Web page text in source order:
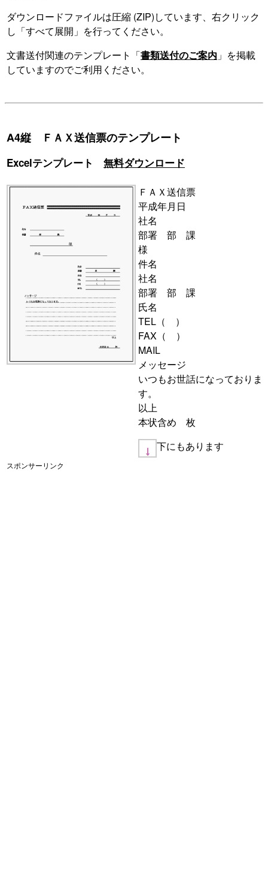
ダウンロードファイルは圧縮 (ZIP)しています、右クリック
し「すべて展開」を行ってください。
文書送付関連のテンプレート「書類送付のご案内 」を掲載
していますのでご利用ください。
A4縦 ＦＡＸ送信票のテンプレート
Excelテンプレート 無料ダウンロード
ＦＡＸ送信票
平成年月日
社名
部署 部 課
様
件名
社名
部署 部 課
氏名
TEL（ ）
FAX（ ）
MAIL
メッセージ
いつもお世話になっておりま
す。
以上
本状含め 枚
下にもあります
スポンサーリンク